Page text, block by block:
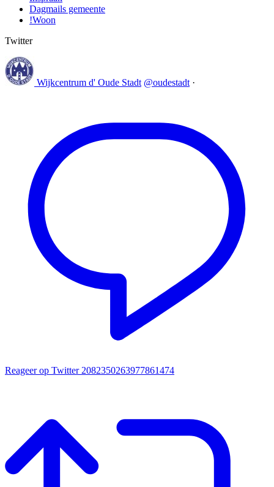
Dagmails gemeente
!Woon
Twitter
Wijkcentrum d' Oude Stadt @oudestadt ·
Reageer op Twitter 2082350263977861474